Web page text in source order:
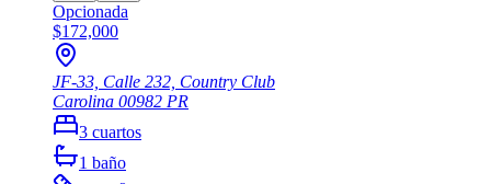
Opcionada
$172,000
JF-33, Calle 232, Country Club
Carolina 00982 PR
3 cuartos
1 baño